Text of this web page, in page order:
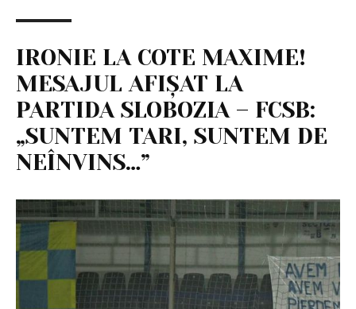
IRONIE LA COTE MAXIME!
MESAJUL AFIȘAT LA
PARTIDA SLOBOZIA – FCSB:
„SUNTEM TARI, SUNTEM DE
NEÎNVINS…”